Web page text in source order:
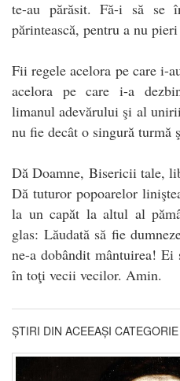
te-au părăsit. Fă-i să se
părintească, pentru a nu
Fii regele acelora pe care i-
acelora pe care i-a
limanul adevărului şi al
nu fie decât o singură turmă
Dă Doamne, Bisericii tale,
Dă tuturor popoarelor
la un capăt la altul al
glas: Lăudată să fie
ne-a dobândit mântuirea!
în toţi vecii vecilor. Amin.
ȘTIRI DIN ACEEAȘI CATEGORIE